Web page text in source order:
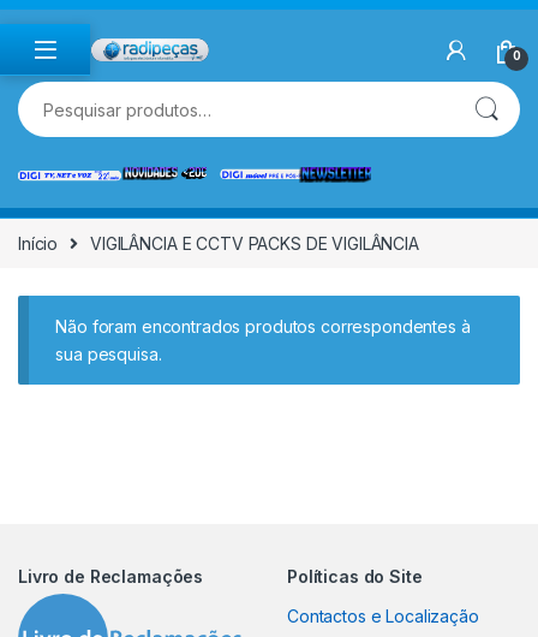
Skip to navigation
Skip to content
0
Pesquisar por:
Início VIGILÂNCIA E CCTV PACKS DE VIGILÂNCIA
Não foram encontrados produtos correspondentes à
sua pesquisa.
Livro de Reclamações
Políticas do Site
Contactos e Localização